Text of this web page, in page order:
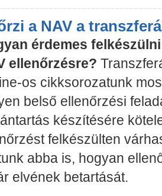
a NAV a
érdemes
ellenőrzésre?
os cikksorozatunk
belső ellenőrzési
készítésére
felkészülten
abba is, hogyan
elvének betartását.